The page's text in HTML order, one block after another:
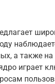
а также на
играет